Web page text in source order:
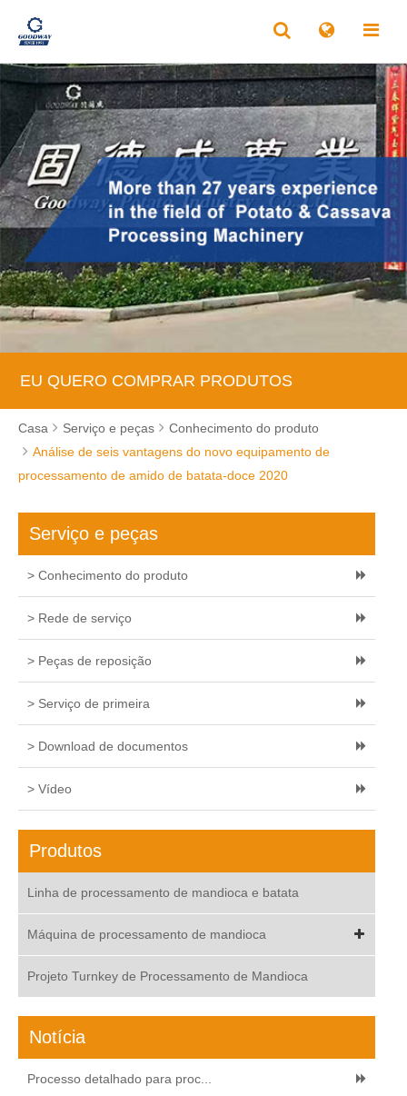
EU QUERO COMPRAR PRODUTOS
Casa Serviço e peças
Conhecimento do produto
Análise de seis vantagens do novo equipamento de
processamento de amido de batata-doce 2020
Serviço e peças
> Conhecimento do produto
> Rede de serviço
> Peças de reposição
> Serviço de primeira
> Download de documentos
> Vídeo
Produtos
Linha de processamento de mandioca e batata
Máquina de processamento de mandioca
Projeto Turnkey de Processamento de Mandioca
Notícia
Processo detalhado para proc...